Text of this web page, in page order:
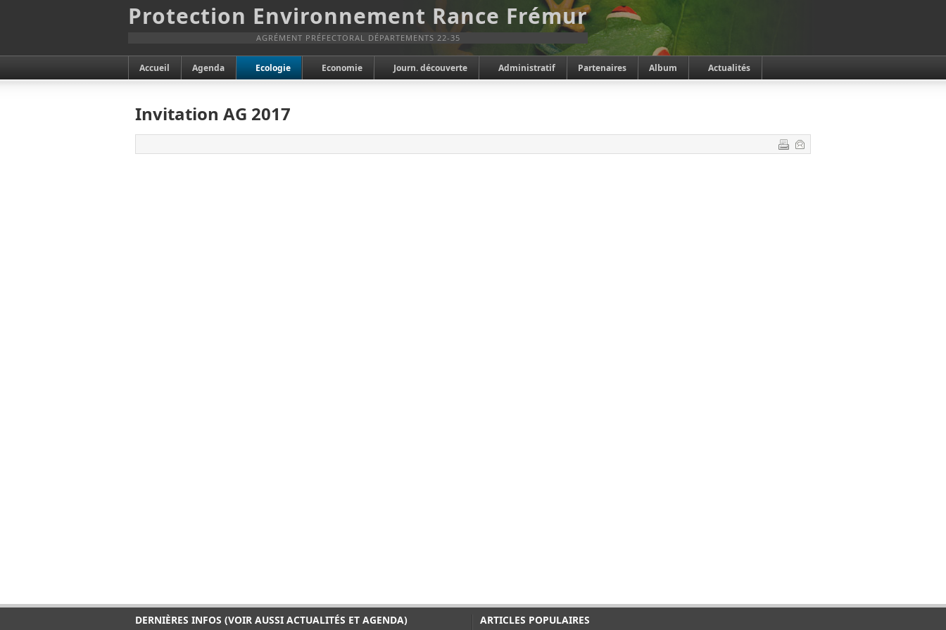
Protection Environnement Rance Frémur
AGRÉMENT PRÉFECTORAL DÉPARTEMENTS 22-35
Accueil Agenda Ecologie Economie Journ. découverte Administratif Partenaires Album Actualités
Invitation AG 2017
DERNIÈRES INFOS (VOIR AUSSI ACTUALITÉS ET AGENDA) ARTICLES POPULAIRES